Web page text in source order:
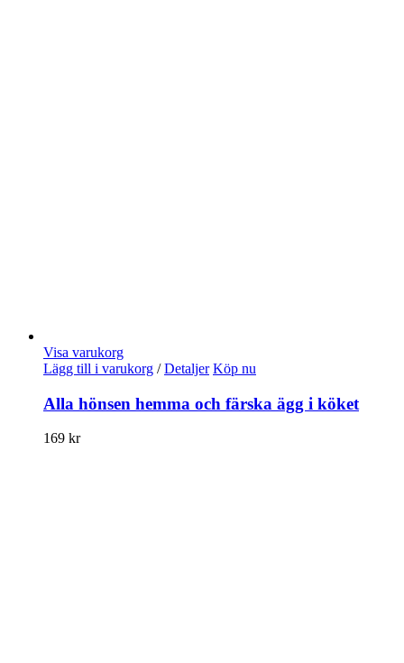
Visa varukorg
Lägg till i varukorg / Detaljer Köp nu
Alla hönsen hemma och färska ägg i köket
169 kr